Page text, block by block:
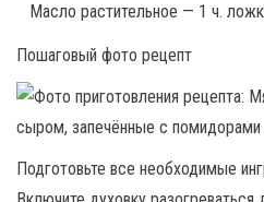
Масло растительное — 1 ч.
Пошаговый фото рецепт
Подготовьте все необходимые